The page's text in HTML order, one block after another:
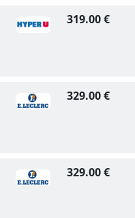
319.00 €
329.00 €
329.00 €